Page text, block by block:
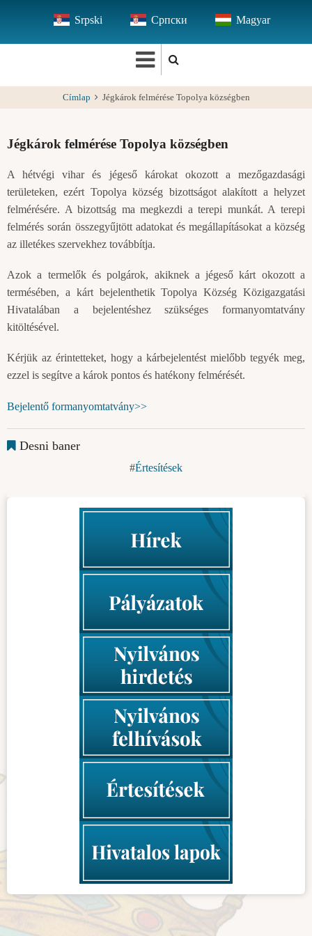
tartalomra
Srpski Српски Magyar
Címlap Jégkárok felmérése Topolya községben
Jégkárok felmérése Topolya községben
A hétvégi vihar és jégeső károkat okozott a mezőgazdasági
területeken, ezért Topolya község bizottságot alakított a helyzet
felmérésére. A bizottság ma megkezdi a terepi munkát. A terepi
felmérés során összegyűjtött adatokat és megállapításokat a község
az illetékes szervekhez továbbítja.
Azok a termelők és polgárok, akiknek a jégeső kárt okozott a
termésében, a kárt bejelenthetik Topolya Község Közigazgatási
Hivatalában a bejelentéshez szükséges formanyomtatvány
kitöltésével.
Kérjük az érintetteket, hogy a kárbejelentést mielőbb tegyék meg,
ezzel is segítve a károk pontos és hatékony felmérését.
Bejelentő formanyomtatvány>>
Desni baner
Értesítések